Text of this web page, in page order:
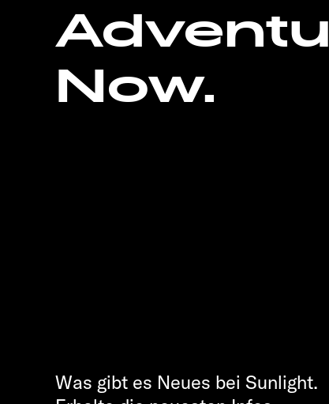
Now.
Was gibt es Neues bei Sunlight.